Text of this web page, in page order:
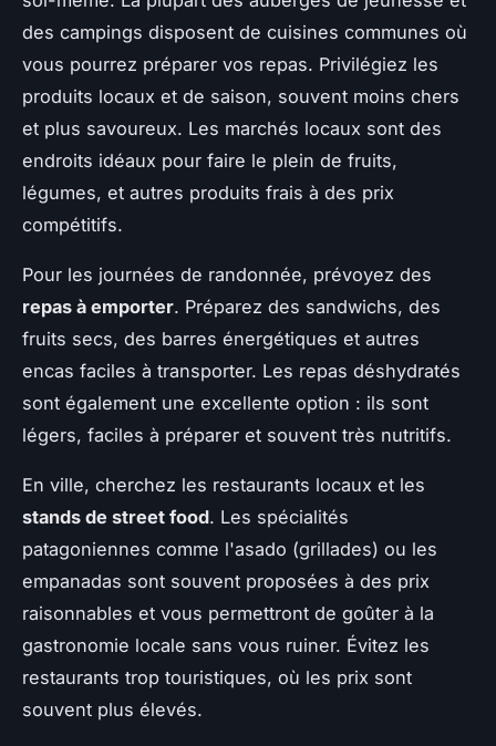
des campings disposent de cuisines communes où
vous pourrez préparer vos repas. Privilégiez les
produits locaux et de saison, souvent moins chers
et plus savoureux. Les marchés locaux sont des
endroits idéaux pour faire le plein de fruits,
légumes, et autres produits frais à des prix
compétitifs.
Pour les journées de randonnée, prévoyez des
repas à emporter. Préparez des sandwichs, des
fruits secs, des barres énergétiques et autres
encas faciles à transporter. Les repas déshydratés
sont également une excellente option : ils sont
légers, faciles à préparer et souvent très nutritifs.
En ville, cherchez les restaurants locaux et les
stands de street food. Les spécialités
patagoniennes comme l'asado (grillades) ou les
empanadas sont souvent proposées à des prix
raisonnables et vous permettront de goûter à la
gastronomie locale sans vous ruiner. Évitez les
restaurants trop touristiques, où les prix sont
souvent plus élevés.